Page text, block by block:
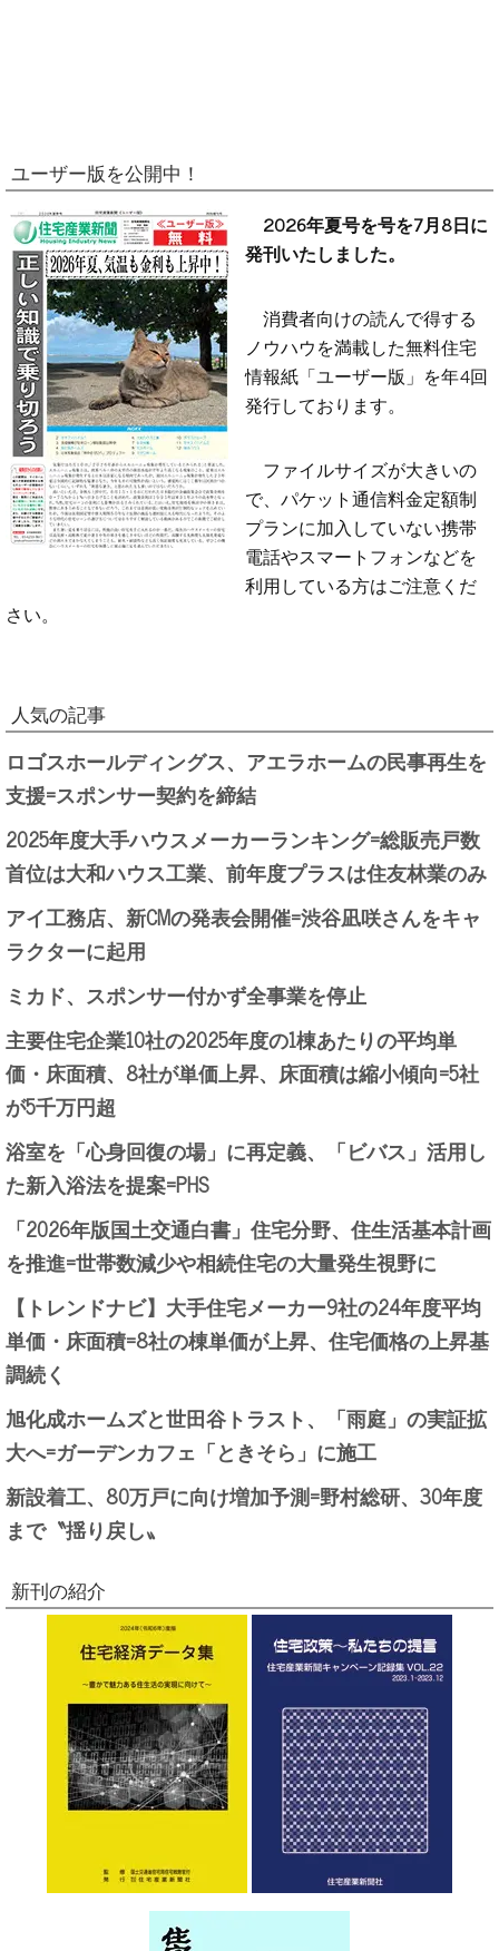
ユーザー版を公開中！
2026年夏号を号を7月8日に
発刊いたしました。
消費者向けの読んで得する
ノウハウを満載した無料住宅
情報紙「ユーザー版」を年4回
発行しております。
ファイルサイズが大きいの
で、パケット通信料金定額制
プランに加入していない携帯
電話やスマートフォンなどを
利用している方はご注意くだ
さい。
人気の記事
ロゴスホールディングス、アエラホームの民事再生を
支援=スポンサー契約を締結
2025年度大手ハウスメーカーランキング=総販売戸数
首位は大和ハウス工業、前年度プラスは住友林業のみ
アイ工務店、新CMの発表会開催=渋谷凪咲さんをキャ
ラクターに起用
ミカド、スポンサー付かず全事業を停止
主要住宅企業10社の2025年度の1棟あたりの平均単
価・床面積、8社が単価上昇、床面積は縮小傾向=5社
が5千万円超
浴室を「心身回復の場」に再定義、「ビバス」活用し
た新入浴法を提案=PHS
「2026年版国土交通白書」住宅分野、住生活基本計画
を推進=世帯数減少や相続住宅の大量発生視野に
【トレンドナビ】大手住宅メーカー9社の24年度平均
単価・床面積=8社の棟単価が上昇、住宅価格の上昇基
調続く
旭化成ホームズと世田谷トラスト、「雨庭」の実証拡
大へ=ガーデンカフェ「ときそら」に施工
新設着工、80万戸に向け増加予測=野村総研、30年度
まで〝揺り戻し〟
新刊の紹介